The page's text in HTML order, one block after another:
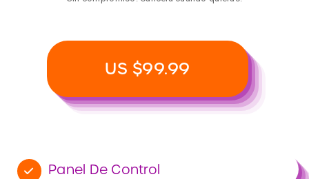
US $99.99
Panel De Control